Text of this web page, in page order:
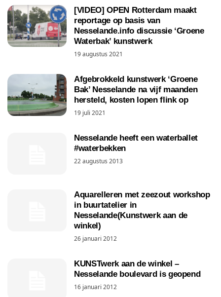
[VIDEO] OPEN Rotterdam maakt
reportage op basis van
Nesselande.info discussie ‘Groene
Waterbak’ kunstwerk
19 augustus 2021
Afgebrokkeld kunstwerk ‘Groene
Bak’ Nesselande na vijf maanden
hersteld, kosten lopen flink op
19 juli 2021
Nesselande heeft een waterballet
#waterbekken
22 augustus 2013
Aquarelleren met zeezout workshop
in buurtatelier in
Nesselande(Kunstwerk aan de
winkel)
26 januari 2012
KUNSTwerk aan de winkel –
Nesselande boulevard is geopend
16 januari 2012